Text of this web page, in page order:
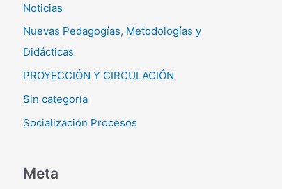
Noticias
Nuevas Pedagogías, Metodologías y
Didácticas
PROYECCIÓN Y CIRCULACIÓN
Sin categoría
Socialización Procesos
Meta